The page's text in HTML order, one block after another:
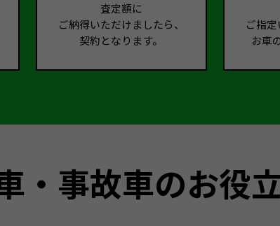
査定額に
ご納得いただけましたら、
契約となります。
ご指
お車
・事故車のお役